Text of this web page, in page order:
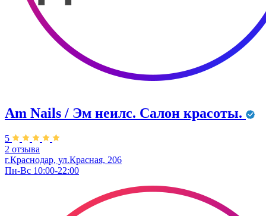
Am Nails / Эм неилс. Салон красоты.
5
2 отзыва
г.Краснодар, ул.Красная, 206
Пн-Вс 10:00-22:00